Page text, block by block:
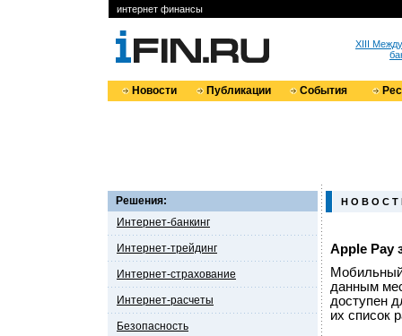
интернет финансы
XIII
Новости Публикации События
Решения:
Интернет-банкинг
Интернет-трейдинг
Интернет-страхование
Интернет-расчеты
Безопасность
Н О В О С Т
Apple Pay
данным
доступен
их список